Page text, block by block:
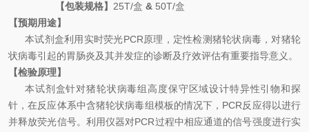
【包装规格】 25T/盒 & 50T/盒
【预期用途】
本试剂盒利用 实时荧光PCR原理， 定性检测猪轮状病毒，对猪轮
状病毒引起的胃肠炎及其并发症的诊断及疗效评估有重要指导意义。
【检验原理】
本试剂盒针对猪轮状病毒组高度保守区域设计特异性引物和探
针，在反应体系中含猪轮状病毒组模板的情况下， PCR反应得以进行
并释放荧光信号。利用仪器对PCR过程中相应通道的信号强度进行实